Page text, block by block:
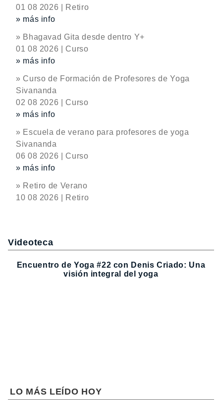
01 08 2026 | Retiro
» más info
» Bhagavad Gita desde dentro Y+
01 08 2026 | Curso
» más info
» Curso de Formación de Profesores de Yoga
Sivananda
02 08 2026 | Curso
» más info
» Escuela de verano para profesores de yoga
Sivananda
06 08 2026 | Curso
» más info
» Retiro de Verano
10 08 2026 | Retiro
Videoteca
Encuentro de Yoga #22 con Denis Criado: Una
visión integral del yoga
LO MÁS LEÍDO HOY